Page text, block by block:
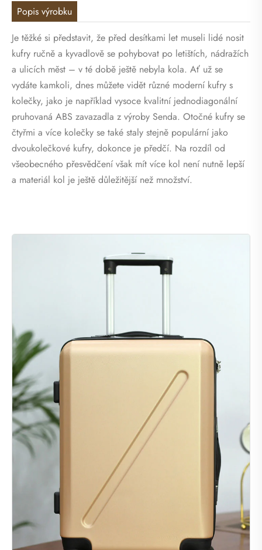
Popis výrobku
Je těžké si představit, že před desítkami let museli lidé nosit
kufry ručně a kyvadlově se pohybovat po letištích, nádražích
a ulicích měst – v té době ještě nebyla kola. Ať už se
vydáte kamkoli, dnes můžete vidět různé moderní kufry s
kolečky, jako je například vysoce kvalitní jednodiagonální
pruhovaná ABS zavazadla z výroby Senda. Otočné kufry se
čtyřmi a více kolečky se také staly stejně populární jako
dvoukolečkové kufry, dokonce je předčí. Na rozdíl od
všeobecného přesvědčení však mít více kol není nutně lepší
a materiál kol je ještě důležitější než množství.